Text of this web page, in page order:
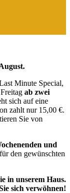
Minute Special,
ab zwei
sich auf eine
zahlt nur 15,00 €.
Sie von
und
den gewünsch­ten
in unserem Haus.
sich verwöhnen!